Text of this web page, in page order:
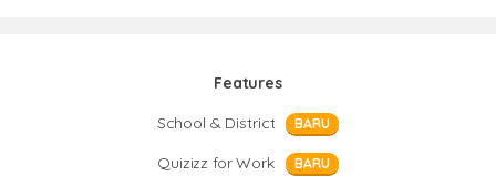
Features
School & District
BARU
Quizizz for Work BARU